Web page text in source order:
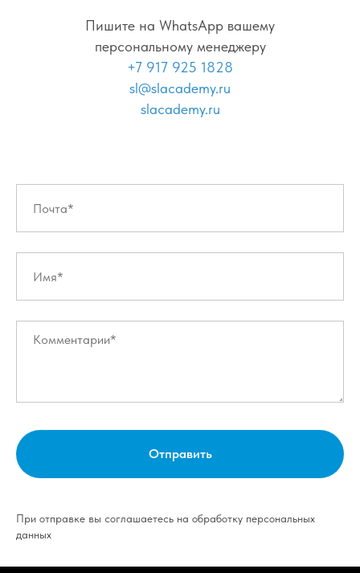
Пишите на WhatsApp вашему
персональному менеджеру
+7 917 925 1828
sl@slacademy.ru
slacademy.ru
Отправить
При отправке вы соглашаетесь на обработку персональных
данных